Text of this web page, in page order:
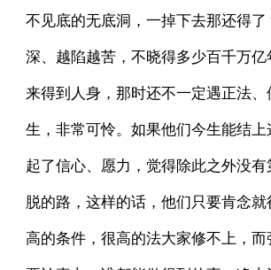
不见底的无底洞，一掉下去那还得了
深、越陷越苦，不晓得多少百千万亿
来得到人身，那时还不一定遇正法、
生，非常可怜。如果他们今生能结上
起了信心、愿力，觉得除此之外没
脱的路，这样的话，他们只要肯念
高的条件，很高的法大家修不上，而